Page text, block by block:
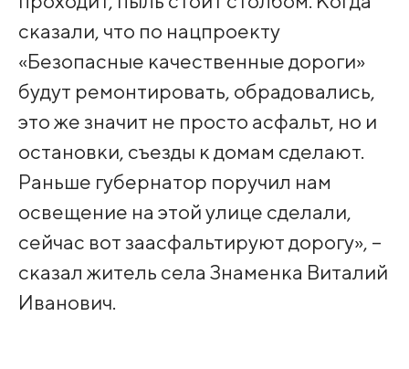
сказали, что по нацпроекту
«Безопасные качественные дороги»
будут ремонтировать, обрадовались,
это же значит не просто асфальт, но и
остановки, съезды к домам сделают.
Раньше губернатор поручил нам
освещение на этой улице сделали,
сейчас вот заасфальтируют дорогу», –
сказал житель села Знаменка Виталий
Иванович.